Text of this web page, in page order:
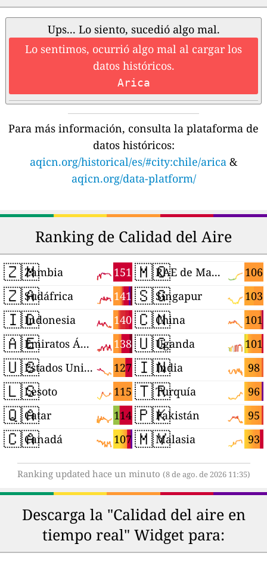
Ups... Lo siento, sucedió algo mal.
Lo sentimos, ocurrió algo mal al cargar los
datos históricos.
Arica
Para más información, consulta la plataforma de
datos históricos:
aqicn.org/historical/es/#city:chile/arica &
aqicn.org/data-platform/
Ranking de Calidad del Aire
🇿🇲 151
Zambia
🇿🇦 141
Sudáfrica
🇮🇩 140
Indonesia
🇦🇪 138
Emiratos Árabes Unidos
🇺🇸 127
Estados Unidos
🇱🇸 115
Lesoto
🇶🇦 114
Catar
🇨🇦 107
Canadá
🇲🇴 106
RAE de Macao (China)
🇸🇬 103
Singapur
🇨🇳 101
China
🇺🇬 101
Uganda
🇮🇳 98
India
🇹🇷 96
Turquía
🇵🇰 95
Pakistán
🇲🇾 93
Malasia
Ranking updated hace un minuto (8 de ago. de 2026 11:35)
Descarga la "Calidad del aire en
tiempo real" Widget para: